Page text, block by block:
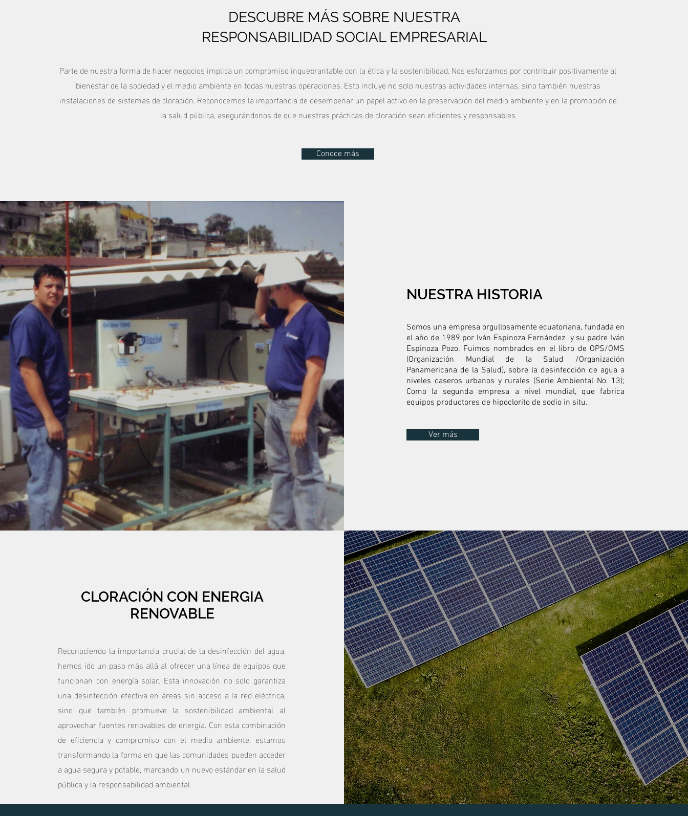
DESCUBRE MÁS SOBRE NUESTRA
RESPONSABILIDAD SOCIAL EMPRESARIAL
Parte de nuestra forma de hacer negocios implica un compromiso inquebrantable con la ética y la sostenibilidad. Nos esforzamos por contribuir positivamente al
bienestar de la sociedad y el medio ambiente en todas nuestras operaciones. Esto incluye no solo nuestras actividades internas, sino también nuestras
instalaciones de sistemas de cloración. Reconocemos la importancia de desempeñar un papel activo en la preservación del medio ambiente y en la promoción de
la salud pública, asegurándonos de que nuestras prácticas de cloración sean eficientes y responsables
Conoce más
NUESTRA HISTORIA
Somos una empresa orgullosamente ecuatoriana, fundada en
el año de 1989 por Iván Espinoza Fernández y su padre Iván
Espinoza Pozo. Fuimos nombrados en el libro de OPS/OMS
(Organización Mundial de la Salud /Organización
Panamericana de la Salud), sobre la desinfección de agua a
niveles caseros urbanos y rurales (Serie Ambiental No. 13);
Como la segunda empresa a nivel mundial, que fabrica
equipos productores de hipoclorito de sodio in situ.
Ver más
CLORACIÓN CON ENERGIA
RENOVABLE
Reconociendo la importancia crucial de la desinfección del agua,
hemos ido un paso más allá al ofrecer una línea de equipos que
funcionan con energía solar. Esta innovación no solo garantiza
una desinfección efectiva en áreas sin acceso a la red eléctrica,
sino que también promueve la sostenibilidad ambiental al
aprovechar fuentes renovables de energía. Con esta combinación
de eficiencia y compromiso con el medio ambiente, estamos
transformando la forma en que las comunidades pueden acceder
a agua segura y potable, marcando un nuevo estándar en la salud
pública y la responsabilidad ambiental.